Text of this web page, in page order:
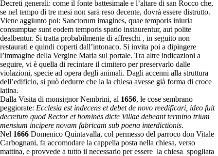
Decreti generali: come il fonte battesimale e l’altare di san Rocco che,
se nel tempo di tre mesi non sarà reso decente, dovrà essere distrutto.
Viene aggiunto poi: Sanctorum imagines, quae temporis iniuria
consumptae sunt eodem temporis spatio instaurentur, aut polite
dealbentur. Si tratta probabilmente di affreschi , in seguito non
restaurati e quindi coperti dall’intonaco. Si invita poi a dipingere
l’immagine della Vergine Maria sul portale. Tra altre indicazioni a
seguire, vi è quella di recintare il cimitero per preservarlo dalle
violazioni, specie ad opera degli animali. Dagli accenni alla struttura
dell’edificio, si può dedurre che la la chiesa avesse già forma di croce
latina.
Dalla Visita di monsignor Nembrini, al 1656, le cose sembrano
peggiorate: Ecclesia est indecens et debet de novo reedificari, ideo fuit
decretum quod Rector et homines dicte Villae debeant termino trium
mensium incipere novam fabricam sub poena interdictionis.
Nel 1666 Domenico Quintavalla, col permesso del parroco don Vitale
Carbognani, fa accomodare la cappella posta nella chiesa, verso
mattina, e provvede a tutto il necessario per essere la chiesa spogliata